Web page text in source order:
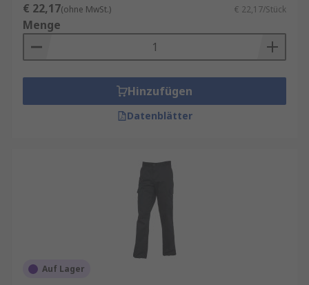
€ 22,17(ohne MwSt.) € 22,17/Stück
Menge
Hinzufügen
Datenblätter
Auf Lager